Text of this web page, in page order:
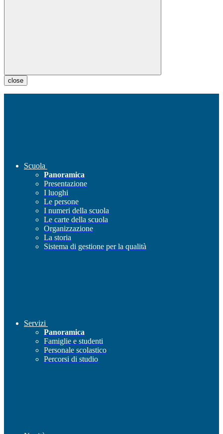
close
Scuola
Panoramica
Presentazione
I luoghi
Le persone
I numeri della scuola
Le carte della scuola
Organizzazione
La storia
Sistema di gestione per la qualità
Servizi
Panoramica
Famiglie e studenti
Personale scolastico
Percorsi di studio